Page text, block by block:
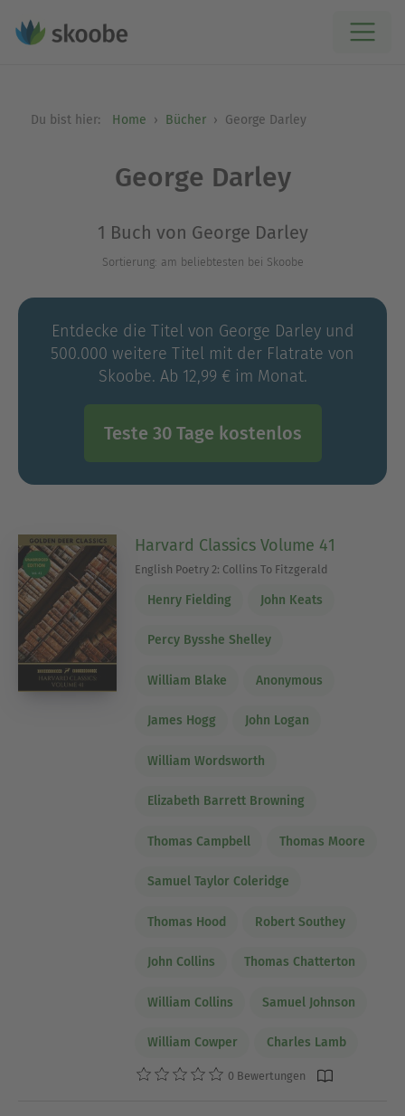
Du bist hier: Home Bücher George Darley
George Darley
1 Buch von George Darley
Sortierung: am beliebtesten bei Skoobe
Entdecke die Titel von George Darley und
500.000 weitere Titel mit der Flatrate von
Skoobe. Ab 12,99 € im Monat.
Teste 30 Tage kostenlos
Harvard Classics Volume 41
English Poetry 2: Collins To Fitzgerald
Henry Fielding John Keats
Percy Bysshe Shelley
William Blake Anonymous
James Hogg John Logan
William Wordsworth
Elizabeth Barrett Browning
Thomas Campbell Thomas Moore
Samuel Taylor Coleridge
Thomas Hood Robert Southey
John Collins Thomas Chatterton
William Collins Samuel Johnson
William Cowper Charles Lamb
0 Bewertungen